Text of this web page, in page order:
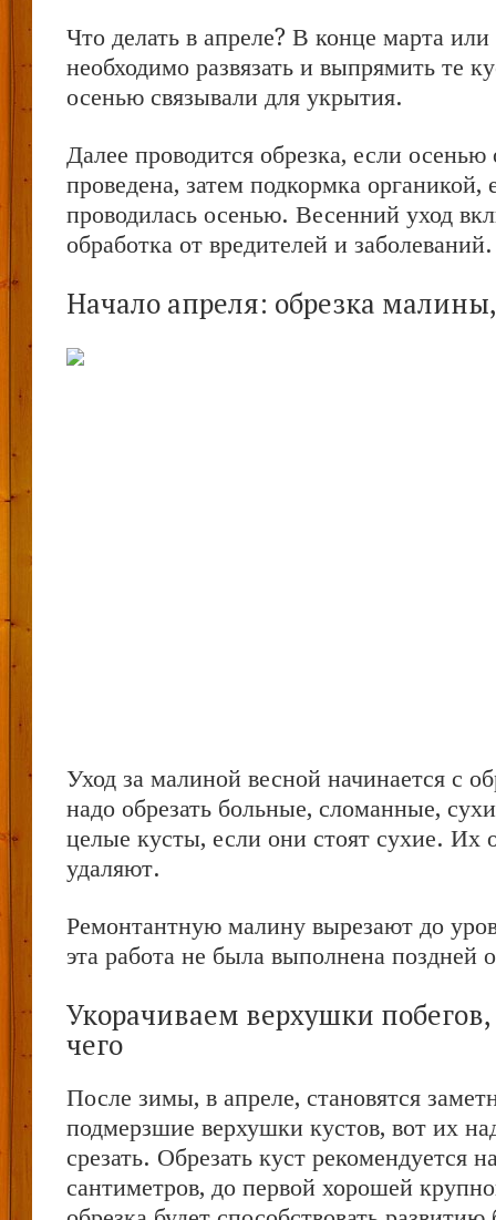
Что делать в апреле? В конце марта или
необходимо развязать и выпрямить те
осенью связывали для укрытия.
Далее проводится обрезка, если
проведена, затем подкормка органикой,
проводилась осенью. Весенний уход
обработка от вредителей и заболеваний.
Начало апреля: обрезка
Уход за малиной весной начинается с
надо обрезать больные, сломанные,
целые кусты, если они стоят сухие. Их
удаляют.
Ремонтантную малину вырезают до
эта работа не была выполнена поздней
Укорачиваем верхушки
чего
После зимы, в апреле, становятся
подмерзшие верхушки кустов, вот их
срезать. Обрезать куст рекомендуется
сантиметров, до первой хорошей